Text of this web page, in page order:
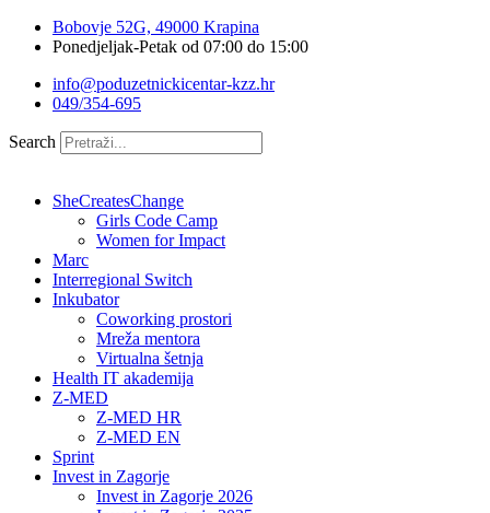
Bobovje 52G, 49000 Krapina
Ponedjeljak-Petak od 07:00 do 15:00
info@poduzetnickicentar-kzz.hr
049/354-695
Search
SheCreatesChange
Girls Code Camp
Women for Impact
Marc
Interregional Switch
Inkubator
Coworking prostori
Mreža mentora
Virtualna šetnja
Health IT akademija
Z-MED
Z-MED HR
Z-MED EN
Sprint
Invest in Zagorje
Invest in Zagorje 2026